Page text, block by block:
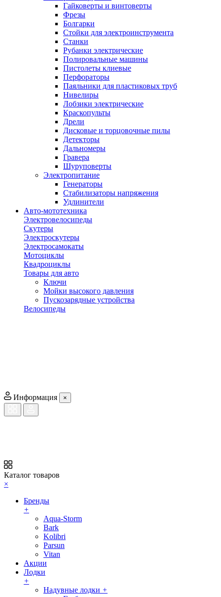
Гайковерты и винтоверты
Фрезы
Болгарки
Стойки для электроинструмента
Станки
Рубанки электрические
Полировальные машины
Пистолеты клиевые
Перфораторы
Паяльники для пластиковых труб
Нивелиры
Лобзики электрические
Краскопульты
Дрели
Дисковые и торцовочные пилы
Детекторы
Дальномеры
Гравера
Шуруповерты
Электропитание
Генераторы
Стабилизаторы напряжения
Удлинители
Авто-мототехника
Электровелосипеды
Скутеры
Электроскутеры
Электросамокаты
Мотоциклы
Квадроциклы
Товары для авто
Ключи
Мойки высокого давления
Пускозарядные устройства
Велосипеды
Информация ×
Каталог товаров
×
Бренды
+
Aqua-Storm
Bark
Kolibri
Parsun
Vitan
Акции
Лодки
+
Надувные лодки +